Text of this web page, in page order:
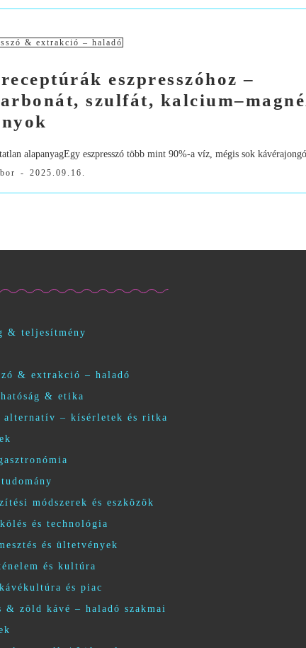
& extrakció – haladó
eszpresszóhoz –
szulfát,
alapanyagEgy eszpresszó több mint 90%-a víz, mégis sok
- 2025.09.16.
& teljesítmény
& extrakció – haladó
& etika
– kísérletek és ritka
módszerek és eszközök
és technológia
és ültetvények
és kultúra
és piac
& zöld kávé – haladó szakmai